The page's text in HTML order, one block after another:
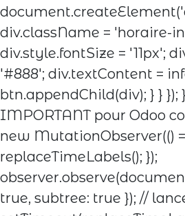
div.className = 'horaire-
div.style.fontSize = '11px';
'#888'; div.textContent =
btn.appendChild(div); } } });
IMPORTANT pour Odoo
new MutationObserver(()
replaceTimeLabels(); });
true, subtree: true }); //